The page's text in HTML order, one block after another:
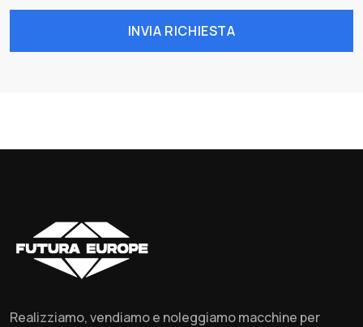
INVIA RICHIESTA
Realizziamo, vendiamo e noleggiamo macchine per